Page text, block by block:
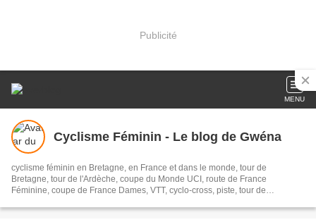
Publicité
MENU
Cyclisme Féminin - Le blog de Gwéna
cyclisme féminin en Bretagne, en France et dans le monde, tour de
Bretagne, tour de l'Ardèche, coupe du Monde UCI, route de France
Féminine, coupe de France Dames, VTT, cyclo-cross, piste, tour de